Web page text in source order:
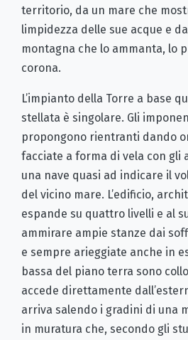
territorio, da un mare che
limpidezza delle sue acque e
montagna che lo ammanta, lo
corona.
L’impianto della Torre a base
stellata è singolare. Gli
propongono rientranti dando
facciate a forma di vela con gli
una nave quasi ad indicare il
del vicino mare. L’edificio,
espande su quattro livelli e al
ammirare ampie stanze dai
e sempre arieggiate anche in
bassa del piano terra sono
accede direttamente
arriva salendo i gradini di una
in muratura che, secondo gli